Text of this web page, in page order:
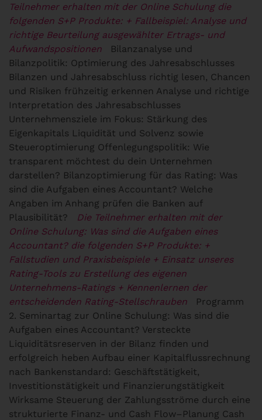
Teilnehmer erhalten mit der Online Schulung die
folgenden S+P Produkte: + Fallbeispiel: Analyse und
richtige Beurteilung ausgewählter Ertrags- und
Aufwandspositionen
Bilanzanalyse und
Bilanzpolitik: Optimierung des Jahresabschlusses
Bilanzen und Jahresabschluss richtig lesen, Chancen
und Risiken frühzeitig erkennen Analyse und richtige
Interpretation des Jahresabschlusses
Unternehmensziele im Fokus: Stärkung des
Eigenkapitals Liquidität und Solvenz sowie
Steueroptimierung Offenlegungspolitik: Wie
transparent möchtest du dein Unternehmen
darstellen? Bilanzoptimierung für das Rating: Was
sind die Aufgaben eines Accountant? Welche
Angaben im Anhang prüfen die Banken auf
Plausibilität?
Die Teilnehmer erhalten mit der
Online Schulung: Was sind die Aufgaben eines
Accountant? die folgenden S+P Produkte: +
Fallstudien und Praxisbeispiele + Einsatz unseres
Rating-Tools zu Erstellung des eigenen
Unternehmens-Ratings + Kennenlernen der
entscheidenden Rating-Stellschrauben Programm
2. Seminartag zur Online Schulung: Was sind die
Aufgaben eines Accountant? Versteckte
Liquiditätsreserven in der Bilanz finden und
erfolgreich heben Aufbau einer Kapitalflussrechnung
nach Bankenstandard: Geschäftstätigkeit,
Investitionstätigkeit und Finanzierungstätigkeit
Wirksame Steuerung der Zahlungsströme durch eine
strukturierte Finanz- und Cash Flow–Planung Cash